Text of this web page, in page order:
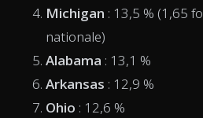
Michigan : 13,5 % (1,65
nationale)
Alabama : 13,1 %
Arkansas : 12,9 %
Ohio : 12,6 %